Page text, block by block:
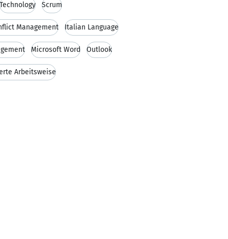
Technology Scrum
Management Italian Language
Microsoft Word Outlook
Arbeitsweise